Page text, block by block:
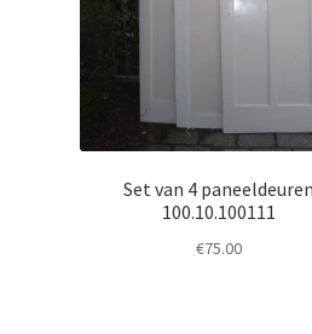
Set van 4 paneeldeuren
100.10.100111
€75.00